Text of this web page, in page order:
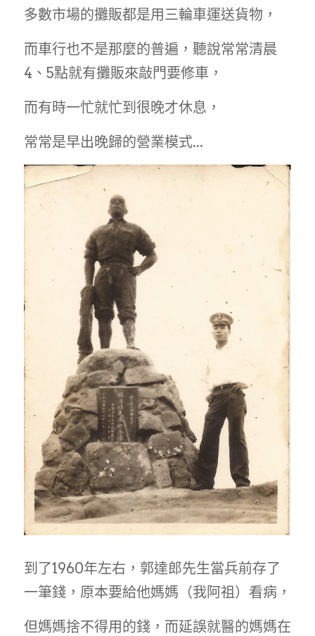
多數市場的攤販都是用三輪車運送貨物，
而車行也不是那麼的普遍，聽說常常清晨
4、5點就有攤販來敲門要修車，
而有時一忙就忙到很晚才休息，
常常是早出晚歸的營業模式...
到了1960年左右，郭達郎先生當兵前存了
一筆錢，原本要給他媽媽（我阿祖）看病，
但媽媽捨不得用的錢，而延誤就醫的媽媽在